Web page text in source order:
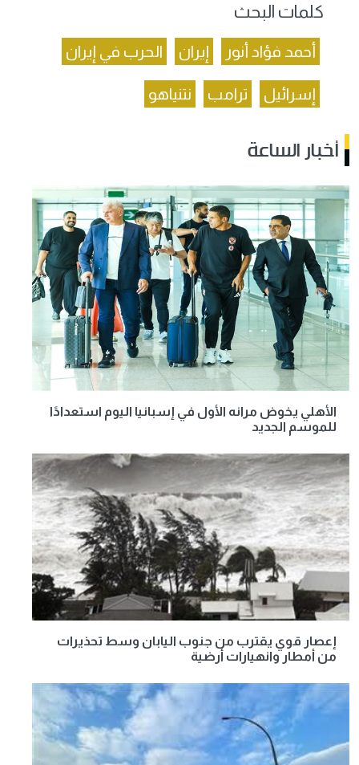
كلمات البحث
أحمد فؤاد أنور إيران الحرب في إيران
إسرائيل ترامب نتنياهو
أخبار الساعة
الأهلي يخوض مرانه الأول في إسبانيا اليوم استعدادًا
للموسم الجديد
إعصار قوي يقترب من جنوب اليابان وسط تحذيرات
من أمطار وانهيارات أرضية